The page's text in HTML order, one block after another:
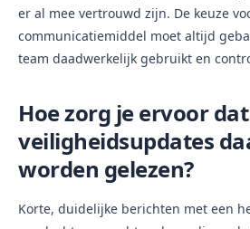
er al mee vertrouwd zijn. De keuze
communicatiemiddel moet altijd
team daadwerkelijk gebruikt en
Hoe zorg je ervoor dat
veiligheidsupdates
worden gelezen?
Korte, duidelijke berichten met een